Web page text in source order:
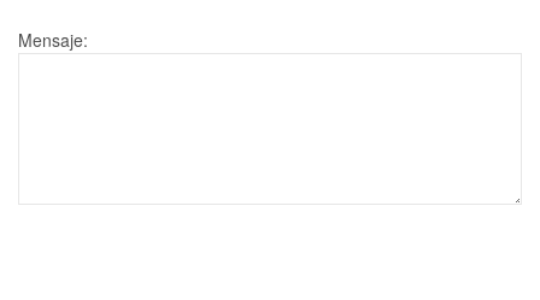
Mensaje: